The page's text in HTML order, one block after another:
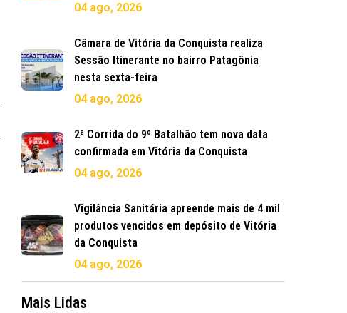
04 ago, 2026
Câmara de Vitória da Conquista realiza
Sessão Itinerante no bairro Patagônia
nesta sexta-feira
04 ago, 2026
2ª Corrida do 9º Batalhão tem nova data
confirmada em Vitória da Conquista
04 ago, 2026
Vigilância Sanitária apreende mais de 4 mil
produtos vencidos em depósito de Vitória
da Conquista
04 ago, 2026
Mais Lidas